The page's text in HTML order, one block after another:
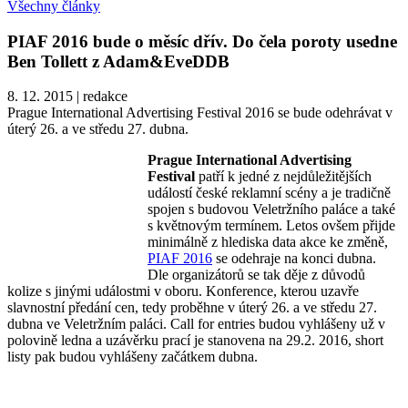
Všechny články
PIAF 2016 bude o měsíc dřív. Do čela poroty usedne
Ben Tollett z Adam&EveDDB
8. 12. 2015 | redakce
Prague International Advertising Festival 2016 se bude odehrávat v
úterý 26. a ve středu 27. dubna.
Prague International Advertising
Festival patří k jedné z nejdůležitějších
událostí české reklamní scény a je tradičně
spojen s budovou Veletržního paláce a také
s květnovým termínem. Letos ovšem přijde
minimálně z hlediska data akce ke změně,
PIAF 2016 se odehraje na konci dubna.
Dle organizátorů se tak děje z důvodů
kolize s jinými událostmi v oboru. Konference, kterou uzavře
slavnostní předání cen, tedy proběhne v úterý 26. a ve středu 27.
dubna ve Veletržním paláci. Call for entries budou vyhlášeny už v
polovině ledna a uzávěrku prací je stanovena na 29.2. 2016, short
listy pak budou vyhlášeny začátkem dubna.